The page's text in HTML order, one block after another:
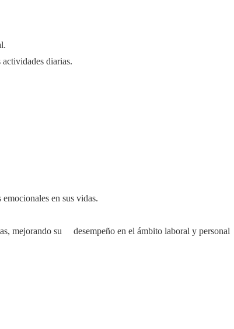
diarias.
en sus vidas.
mejorando su desempeño en el ámbito laboral y personal